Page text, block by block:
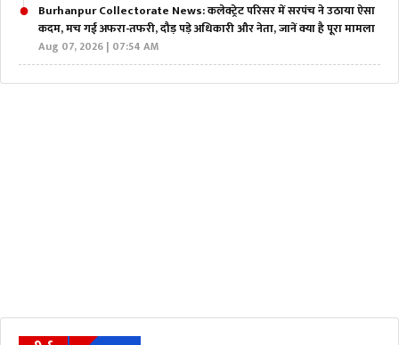
Burhanpur Collectorate News: कलेक्ट्रेट परिसर में सरपंच ने उठाया ऐसा
कदम, मच गई अफरा-तफरी, दौड़ पड़े अधिकारी और नेता, जानें क्या है पूरा मामला
Aug 07, 2026 | 07:54 AM